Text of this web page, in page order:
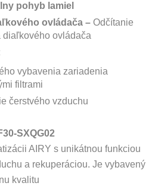
pohyb lamiel
ovládača – Odčítanie
diaľkového ovládača
vybavenia zariadenia
filtrami
čerstvého vzduchu
SXQG02
AIRY s unikátnou funkciou
a rekuperáciou. Je vybavený
kvalitu